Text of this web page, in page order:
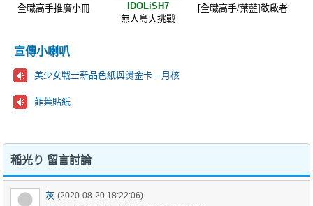
全職高手推廣小冊
IDOLiSH7
無人島大挑戰
[全職高手/葉藍]敬啟者
宣傳小喇叭
美少女戰士新品色紙與燙金卡－月核
菲葉貼紙
稲光り 留言討論
灰 (2020-08-20 18:22:06)